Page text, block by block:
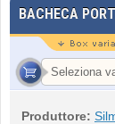
BACHECA
Produttore: